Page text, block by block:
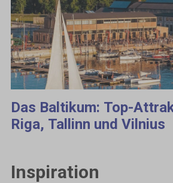
Das Baltikum: Top-
Riga, Tallinn und Vilnius
Inspiration